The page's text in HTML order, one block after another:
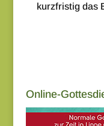
kurzfristig das
Online-